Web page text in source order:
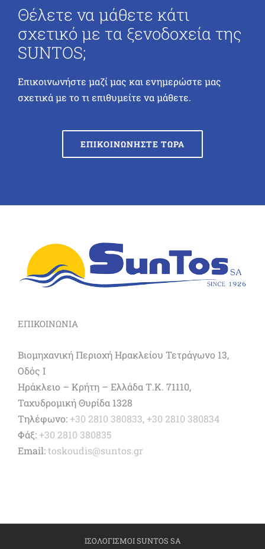
Θέλετε να μάθετε κάτι
σχετικό με τα ξενοδοχεία της
SUNTOS;
Επικοινωνήστε μαζί μας και ενημερώστε μας
σχετικά με το τι επιθυμείτε να μάθετε.
ΕΠΙΚΟΙΝΩΝΗΣΤΕ ΤΩΡΑ
ΕΠΙΚΟΙΝΩΝΙΑ
Βιομηχανική Περιοχή Ηρακλείου Τετράγωνο 13,
Οδός Ι
Ηράκλειο – Κρήτη – Ελλάδα Τ.Κ. 71110,
Ταχυδρομική Θυρίδα 1328
Τηλέφωνο:+30 2810 380833, +30 2810 380834
Φάξ:+30 2810 380835
Email:toskoudis@suntos.gr
ΙΣΟΛΟΓΙΣΜΟΙ SUNTOS SA